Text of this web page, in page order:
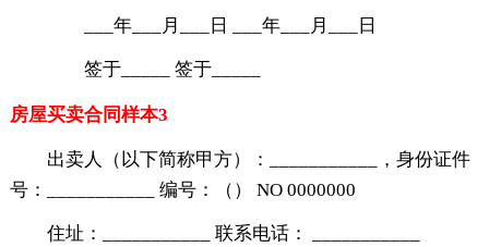
___年___月___日 ___年___月___日
签于_____ 签于_____
房屋买卖合同样本3
出卖人（以下简称甲方）：___________，身份证件
号：___________ 编号：（） NO 0000000
住址：___________ 联系电话： ___________